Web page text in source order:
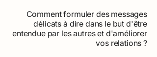
Comment formuler des messages
délicats à dire dans le but d'être
entendue par les autres et d'améliorer
vos relations ?